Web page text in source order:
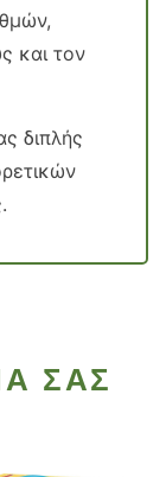
και τον
διπλής
ΣΑΣ